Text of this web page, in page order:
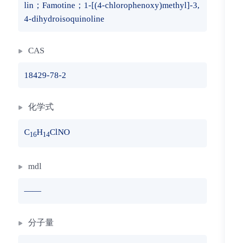
lin；Famotine；1-[(4-chlorophenoxy)methyl]-3,
4-dihydroisoquinoline
CAS
18429-78-2
化学式
C16H14ClNO
mdl
——
分子量